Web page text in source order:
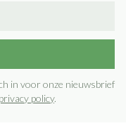
in voor onze nieuwsbrief
privacy policy.